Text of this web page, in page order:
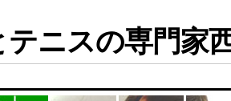
テニスの専門家